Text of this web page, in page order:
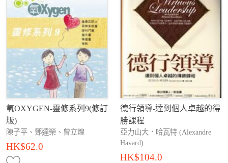
氧OXYGEN-靈修系列9(修訂
版)
陳子平、鄧達榮、曾立煌
HK$62.0
德行領導-達到個人卓越的得
勝課程
亞力山大．哈瓦特 (Alexandre
Havard)
HK$104.0